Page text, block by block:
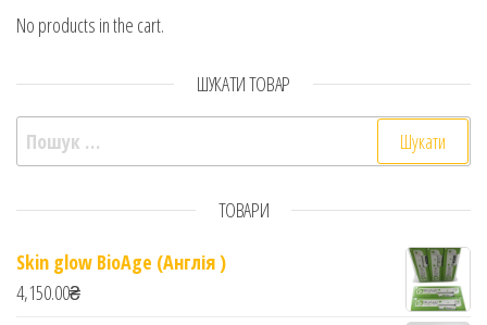
No products in the cart.
ШУКАТИ ТОВАР
Пошук:
ТОВАРИ
Skin glow BioAge (Англія )
4,150.00₴